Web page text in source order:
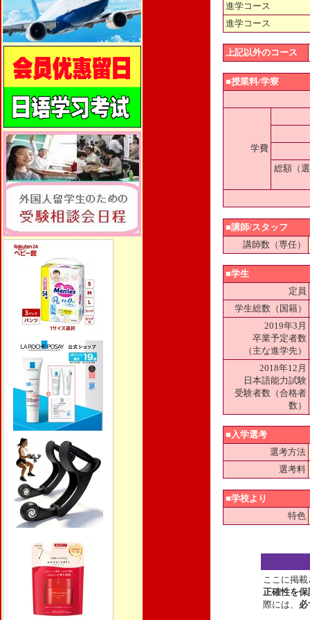
進学コース
進学コース
上記以外のコース
■授業料/学寮
学費
総額（
■講師/スタッフ
講師数（専任）
■学生
定員
学生総数（国籍）
2019年3月
卒業予定者数
（主な進学先）
2018年12月
日本語能力試験
受験者数（合格者
数）
■入学選考
選考方法
選考料
■学校より
特色
ここに掲
正確性を
際には、